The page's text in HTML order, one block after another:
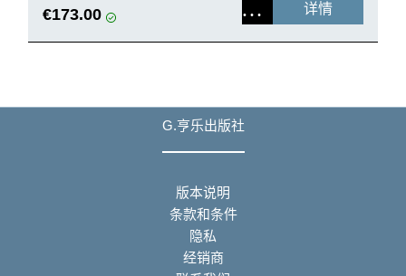
€173.00 详情
G.亨乐出版社
版本说明
条款和条件
隐私
经销商